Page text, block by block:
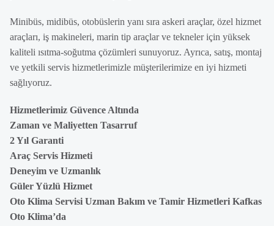
Minibüs, midibüs, otobüslerin yanı sıra askeri araçlar, özel hizmet
araçları, iş makineleri, marin tip araçlar ve tekneler için yüksek
kaliteli ısıtma-soğutma çözümleri sunuyoruz. Ayrıca, satış, montaj
ve yetkili servis hizmetlerimizle müşterilerimize en iyi hizmeti
sağlıyoruz.
Hizmetlerimiz Güvence Altında
Zaman ve Maliyetten Tasarruf
2 Yıl Garanti
Araç Servis Hizmeti
Deneyim ve Uzmanlık
Güler Yüzlü Hizmet
Oto Klima Servisi Uzman Bakım ve Tamir Hizmetleri Kafkas
Oto Klima’da